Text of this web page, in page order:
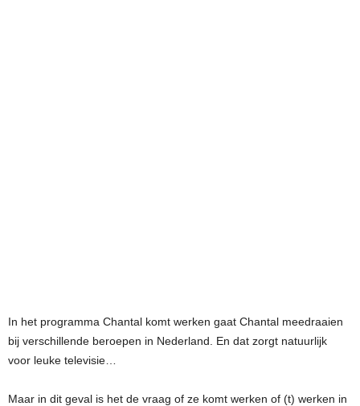
In het programma Chantal komt werken gaat Chantal meedraaien
bij verschillende beroepen in Nederland. En dat zorgt natuurlijk
voor leuke televisie…
Maar in dit geval is het de vraag of ze komt werken of (t) werken in